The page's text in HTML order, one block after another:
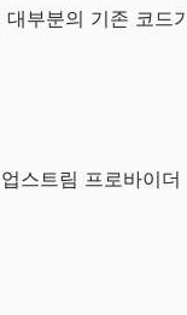
부분의 기존 코드
스트림 프로바이더